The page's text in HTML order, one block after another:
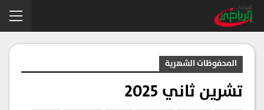
المحفوظات الشهرية
تشرين ثاني 2025